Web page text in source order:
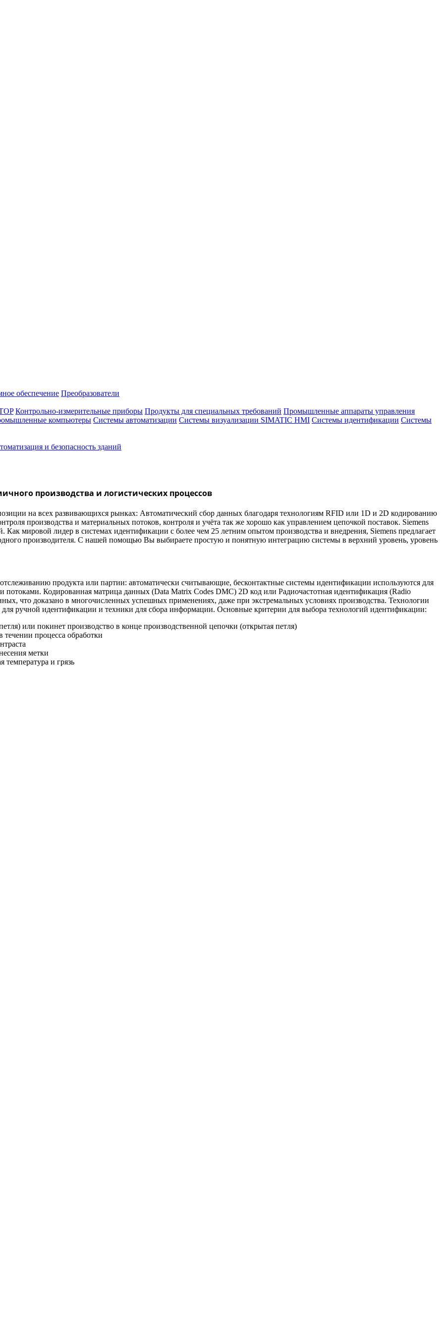
обеспечение Преобразователи
Контрольно-измерительные приборы Продукты для специальных требований Промышленные аппараты управления
компьютеры Системы автоматизации Системы визуализации SIMATIC HMI Системы идентификации Системы
и безопасность зданий
производства и логистических процессов
на всех развивающихся рынках: Автоматический сбор данных благодаря технологиям RFID или 1D и 2D кодированию
производства и материальных потоков, контроля и учёта так же хорошо как управлением цепочкой поставок. Siemens
Как мировой лидер в системах идентификации с более чем 25 летним опытом производства и внедрения, Siemens предлагает
производителя. С нашей помощью Вы выбираете простую и понятную интеграцию системы в верхний уровень, уровень
продукта или партии: автоматически считывающие, бесконтактные системы идентификации используются для
потоками. Кодированная матрица данных (Data Matrix Codes DMC) 2D код или Радиочастотная идентификация (Radio
что доказано в многочисленных успешных применениях, даже при экстремальных условиях производства. Технологии
для ручной идентификации и техники для сбора информации. Основные критерии для выбора технологий идентификации:
или покинет производство в конце производственной цепочки (открытая петля)
процесса обработки
метки
и грязь